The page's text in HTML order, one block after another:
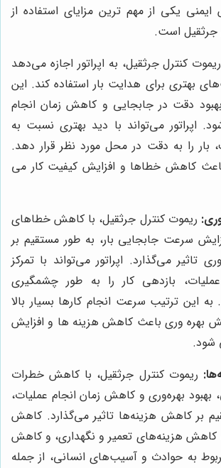
ایمنی یکی از مهم ترین مزایای استفاده از
جرثقیل است.
ریموت کنترل جرثقیل، به اپراتور اجازه می‌دهد
بهتری برای هدایت بار استفاده کند. این
دقت در جابجایی و کاهش زمان انجام
اپراتور می‌تواند با دید بهتری نسبت به
بار را به دقت در محل مورد نظر قرار دهد.
کاهش خطاها و افزایش کیفیت کار می
ریموت کنترل جرثقیل، با کاهش خطاهای
سرعت جابجایی بار، به طور مستقیم بر
تاثیر می‌گذارد. اپراتور می‌تواند با تمرکز
بازدهی کار را به طور چشمگیری
این ترتیب سرعت انجام کارها بسیار بالا
بهره وری باعث کاهش هزینه ها و افزایش
شود.
ریموت کنترل جرثقیل، با کاهش خطرات
بهبود بهره‌وری و کاهش زمان انجام عملیات،
بر کاهش هزینه‌ها تاثیر می‌گذارد. کاهش
کاهش هزینه‌های تعمیر و نگهداری، و کاهش
به حوادث و آسیب‌های انسانی، از جمله